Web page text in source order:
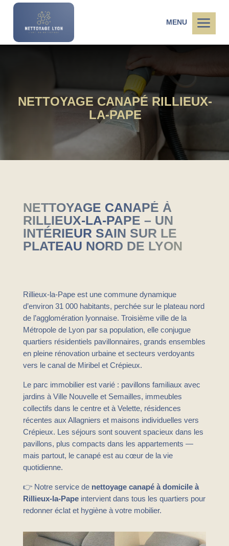
MENU a
NETTOYAGE CANAPÉ RILLIEUX-
LA-PAPE
NETTOYAGE CANAPÉ À
RILLIEUX-LA-PAPE – UN
INTÉRIEUR SAIN SUR LE
PLATEAU NORD DE LYON
Rillieux-la-Pape est une commune dynamique
d’environ 31 000 habitants, perchée sur le plateau nord
de l’agglomération lyonnaise. Troisième ville de la
Métropole de Lyon par sa population, elle conjugue
quartiers résidentiels pavillonnaires, grands ensembles
en pleine rénovation urbaine et secteurs verdoyants
vers le canal de Miribel et Crépieux.
Le parc immobilier est varié : pavillons familiaux avec
jardins à Ville Nouvelle et Semailles, immeubles
collectifs dans le centre et à Velette, résidences
récentes aux Allagniers et maisons individuelles vers
Crépieux. Les séjours sont souvent spacieux dans les
pavillons, plus compacts dans les appartements —
mais partout, le canapé est au cœur de la vie
quotidienne.
👉 Notre service de nettoyage canapé à domicile à
Rillieux-la-Papeintervient dans tous les quartiers pour
redonner éclat et hygiène à votre mobilier.